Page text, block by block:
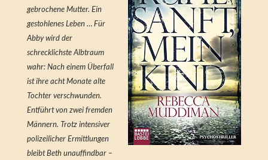
gebrochene Mutter. Ein
gestohlenes Leben … Für
Abby wird der
schrecklichste Albtraum
wahr: Nach einem Überfall
ist ihre acht Monate alte
Tochter verschwunden.
Entführt von zwei fremden
Männern. Trotz intensiver
polizeilicher Ermittlungen
bleibt Beth unauffindbar –